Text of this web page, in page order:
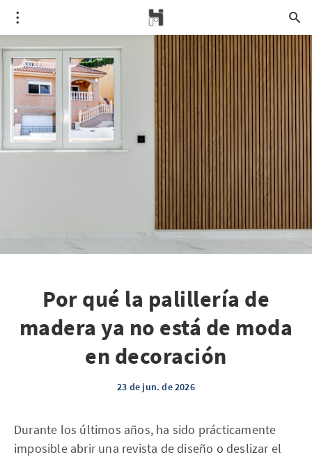
Por qué la palillería de
madera ya no está de moda
en decoración
23 de jun. de 2026
Durante los últimos años, ha sido prácticamente
imposible abrir una revista de diseño o deslizar el